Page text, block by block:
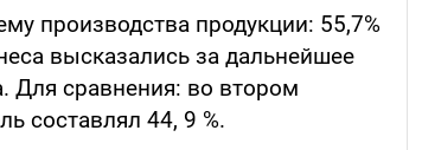
производства продукции: 55,7%
высказались за дальнейшее
Для сравнения: во втором
составлял 44, 9 %.